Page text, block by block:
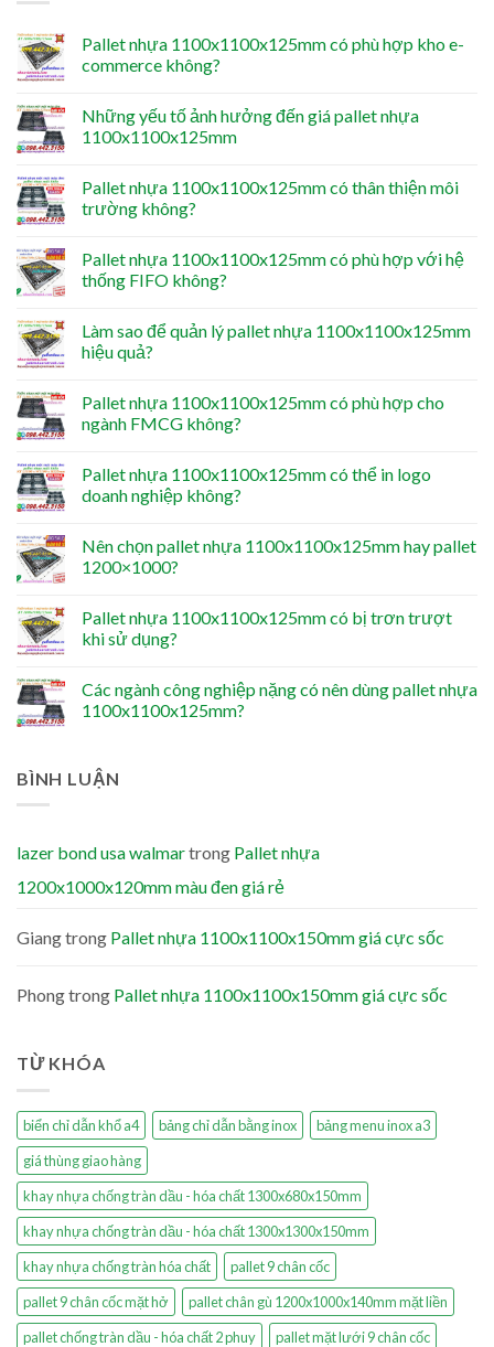
Pallet nhựa 1100x1100x125mm có phù hợp kho e-
commerce không?
Những yếu tố ảnh hưởng đến giá pallet nhựa
1100x1100x125mm
Pallet nhựa 1100x1100x125mm có thân thiện môi
trường không?
Pallet nhựa 1100x1100x125mm có phù hợp với hệ
thống FIFO không?
Làm sao để quản lý pallet nhựa 1100x1100x125mm
hiệu quả?
Pallet nhựa 1100x1100x125mm có phù hợp cho
ngành FMCG không?
Pallet nhựa 1100x1100x125mm có thể in logo
doanh nghiệp không?
Nên chọn pallet nhựa 1100x1100x125mm hay pallet
1200×1000?
Pallet nhựa 1100x1100x125mm có bị trơn trượt
khi sử dụng?
Các ngành công nghiệp nặng có nên dùng pallet nhựa
1100x1100x125mm?
BÌNH LUẬN
lazer bond usa walmartrong Pallet nhựa
1200x1000x120mm màu đen giá rẻ
Giangtrong Pallet nhựa 1100x1100x150mm giá cực sốc
Phongtrong Pallet nhựa 1100x1100x150mm giá cực sốc
TỪ KHÓA
biển chỉ dẫn khổ a4 bảng chỉ dẫn bằng inox
bảng menu inox a3
giá thùng giao hàng
khay nhựa chống tràn dầu - hóa chất 1300x680x150mm
khay nhựa chống tràn dầu - hóa chất 1300x1300x150mm
khay nhựa chống tràn hóa chất
pallet 9 chân cốc
pallet 9 chân cốc mặt hở
pallet chân gù 1200x1000x140mm mặt liền
pallet chống tràn dầu - hóa chất 2 phuy
pallet mặt lưới 9 chân cốc